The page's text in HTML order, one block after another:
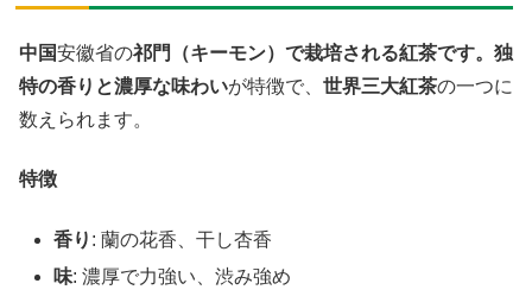
中国安徽省の祁門（キーモン）で栽培される紅茶です。独
特の香りと濃厚な味わいが特徴で、 世界三大紅茶の一つに
数えられます。
特徴
香り : 蘭の花香、干し杏香
味: 濃厚で力強い、渋み強め